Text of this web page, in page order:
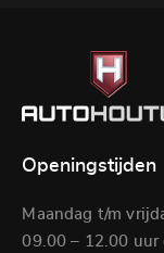
Openingstijden
Maandag t/m
09.00 – 12.00